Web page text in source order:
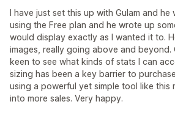
I have just set this up with Gulam and he
using the Free plan and he wrote up
would display exactly as I wanted it to.
images, really going above and beyond.
keen to see what kinds of stats I can
sizing has been a key barrier to
using a powerful yet simple tool like this
into more sales. Very happy.